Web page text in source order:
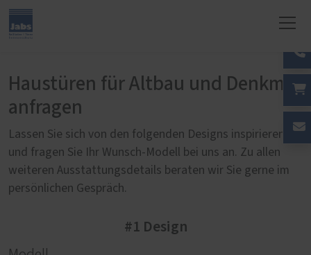
Haustüren für Altbau und Denkmal
anfragen
Lassen Sie sich von den folgenden Designs inspirieren
und fragen Sie Ihr Wunsch-Modell bei uns an. Zu allen
weiteren Ausstattungsdetails beraten wir Sie gerne im
persönlichen Gespräch.
#1 Design